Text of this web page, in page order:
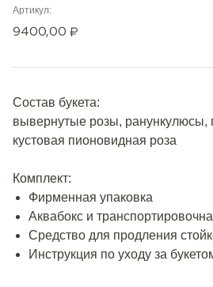
Артикул:
9400,00 ₽
Состав букета:
вывернутые розы, ранункулюсы,
кустовая пионовидная роза
Комплект:
Фирменная упаковка
Аквабокс и
Средство для продления
Инструкция по уходу за